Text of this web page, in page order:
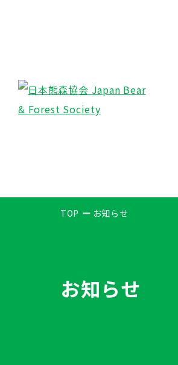
TOP お知らせ
お知らせ